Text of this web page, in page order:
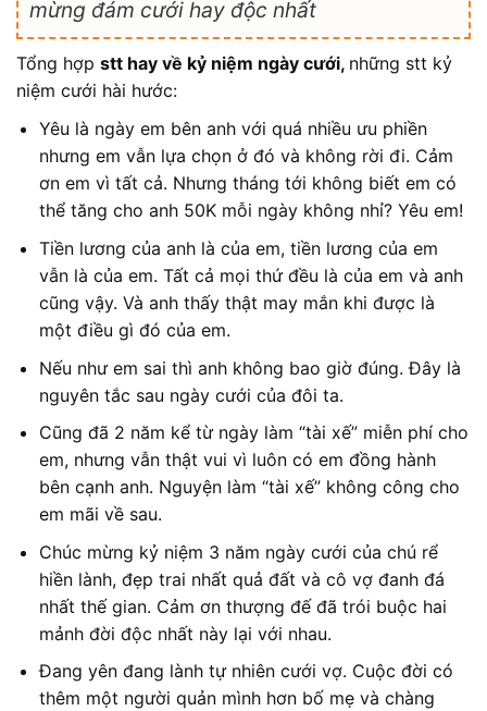
mừng đám cưới hay độc nhất
Tổng hợp stt hay về kỷ niệm ngày cưới, những stt kỷ
niệm cưới hài hước:
Yêu là ngày em bên anh với quá nhiều ưu phiền
nhưng em vẫn lựa chọn ở đó và không rời đi. Cảm
ơn em vì tất cả. Nhưng tháng tới không biết em có
thể tăng cho anh 50K mỗi ngày không nhỉ? Yêu em!
Tiền lương của anh là của em, tiền lương của em
vẫn là của em. Tất cả mọi thứ đều là của em và anh
cũng vậy. Và anh thấy thật may mắn khi được là
một điều gì đó của em.
Nếu như em sai thì anh không bao giờ đúng. Đây là
nguyên tắc sau ngày cưới của đôi ta.
Cũng đã 2 năm kể từ ngày làm “tài xế” miễn phí cho
em, nhưng vẫn thật vui vì luôn có em đồng hành
bên cạnh anh. Nguyện làm “tài xế” không công cho
em mãi về sau.
Chúc mừng kỷ niệm 3 năm ngày cưới của chú rể
hiền lành, đẹp trai nhất quả đất và cô vợ đanh đá
nhất thế gian. Cảm ơn thượng đế đã trói buộc hai
mảnh đời độc nhất này lại với nhau.
Đang yên đang lành tự nhiên cưới vợ. Cuộc đời có
thêm một người quản mình hơn bố mẹ và chàng